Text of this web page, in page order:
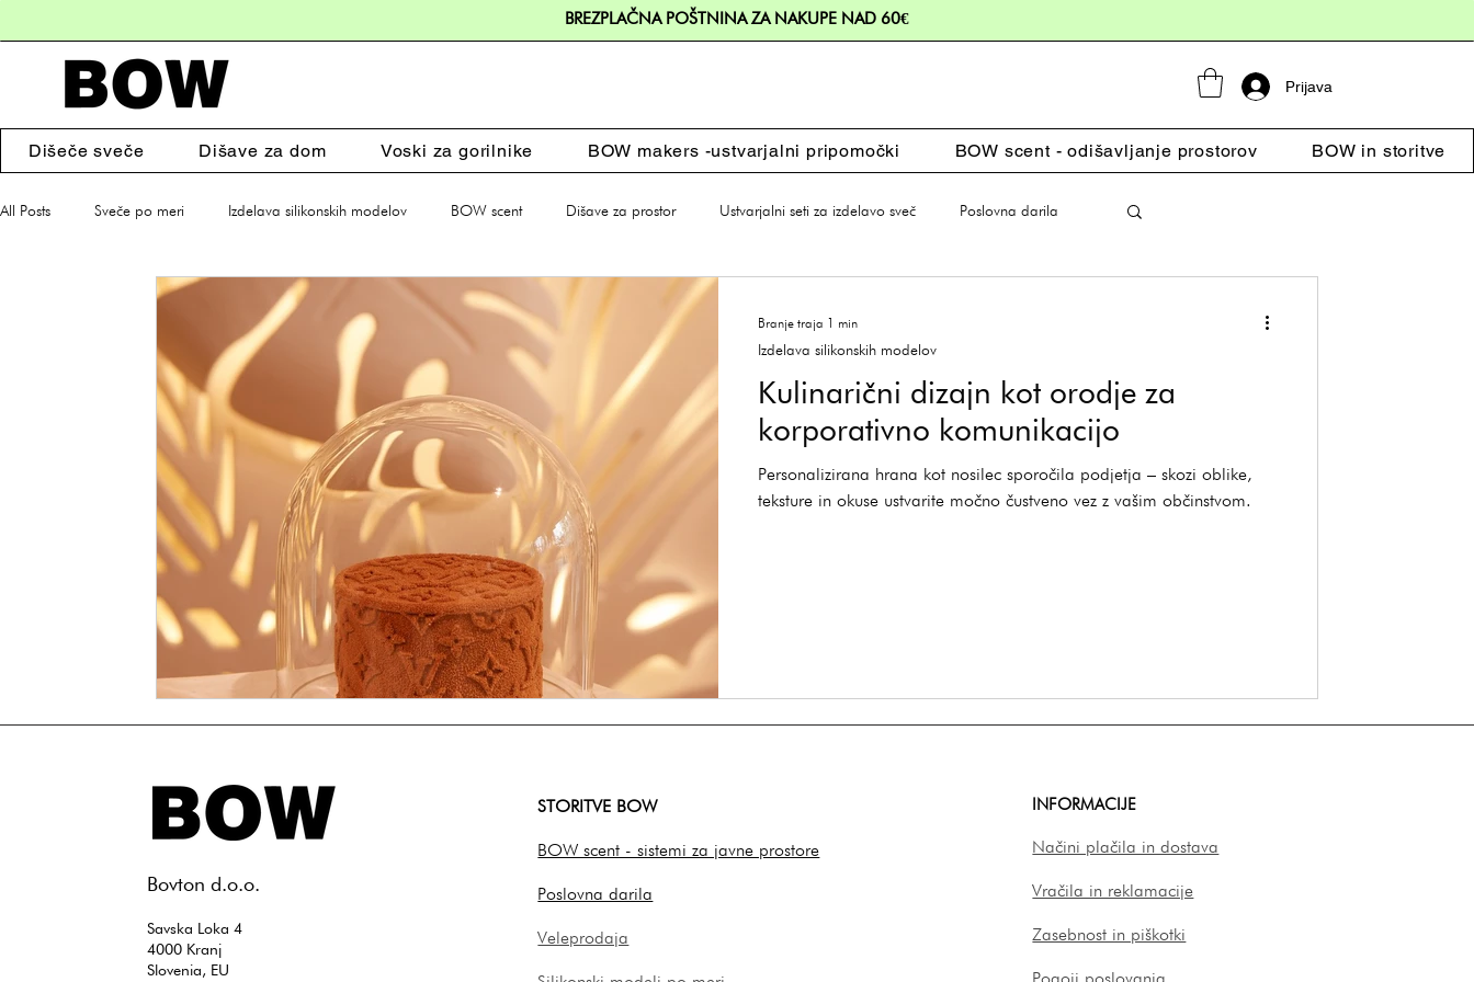
BREZPLAČNA POŠTNINA ZA NAKUPE NAD 60€
Prijava
Dišeče sveče Dišave za dom Voski za gorilnike BOW makers -ustvarjalni pripomočki BOW scent - odišavljanje prostorov BOW in storitve
All Posts Sveče po meri Izdelava silikonskih modelov BOW scent Dišave za prostor Ustvarjalni seti za izdelavo sveč Poslovna darila
Dodatki za dom
Kulinarični dizajn kot orodje za
korporativno komunikacijo
Personalizirana hrana kot nosilec sporočila podjetja – skozi oblike,
teksture in okuse ustvarite močno čustveno vez z vašim občinstvom.
Izdelava silikonskih modelov
Branje traja 1 min
​Bovton d.o.o.
Savska Loka 4
4000 Kranj
Slovenia, EU
STORITVE BOW
BOW scent - sistemi za javne prostore
Poslovna darila
Veleprodaja
INFORMACIJE
Načini plačila in dostava
Vračila in reklamacije
Zasebnost in piškotki